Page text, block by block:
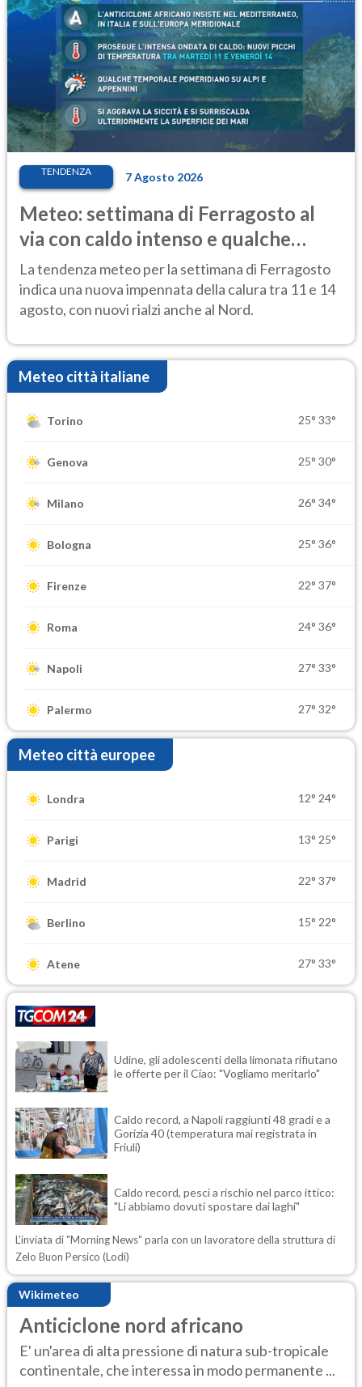
TENDENZA 7 Agosto 2026
Meteo: settimana di Ferragosto al
via con caldo intenso e qualche
temporale
La tendenza meteo per la settimana di Ferragosto
indica una nuova impennata della calura tra 11 e 14
agosto, con nuovi rialzi anche al Nord.
Meteo città italiane
Torino 25° 33°
Genova 25° 30°
Milano 26° 34°
Bologna 25° 36°
Firenze 22° 37°
Roma 24° 36°
Napoli 27° 33°
Palermo 27° 32°
Meteo città europee
Londra 12° 24°
Parigi 13° 25°
Madrid 22° 37°
Berlino 15° 22°
Atene 27° 33°
Udine, gli adolescenti della limonata rifiutano
le offerte per il Ciao: "Vogliamo meritarlo"
Caldo record, a Napoli raggiunti 48 gradi e a
Gorizia 40 (temperatura mai registrata in
Friuli)
Caldo record, pesci a rischio nel parco ittico:
"Li abbiamo dovuti spostare dai laghi"
L'inviata di "Morning News" parla con un lavoratore della struttura di
Zelo Buon Persico (Lodi)
Wikimeteo
Anticiclone nord africano
E' un'area di alta pressione di natura sub-tropicale
continentale, che interessa in modo permanente ...